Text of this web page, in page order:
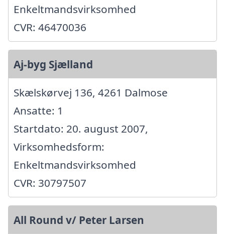
Enkeltmandsvirksomhed
CVR: 46470036
Aj-byg Sjælland
Skælskørvej 136, 4261 Dalmose
Ansatte: 1
Startdato: 20. august 2007,
Virksomhedsform:
Enkeltmandsvirksomhed
CVR: 30797507
All Round v/ Peter Larsen